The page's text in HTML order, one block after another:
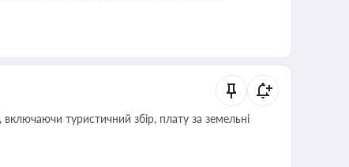
туристичний збір, плату за земельні